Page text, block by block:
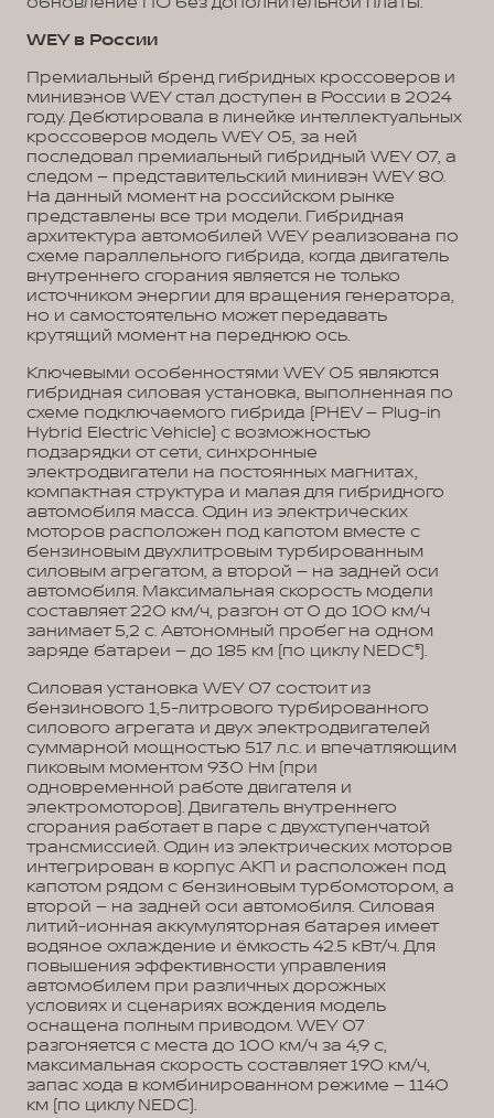
WEY в России
Премиальный бренд гибридных кроссоверов и
минивэнов WEY стал доступен в России в 2024
году. Дебютировала в линейке интеллектуальных
кроссоверов модель WEY 05, за ней
последовал премиальный гибридный WEY 07, а
следом – представительский минивэн WEY 80.
На данный момент на российском рынке
представлены все три модели. Гибридная
архитектура автомобилей WEY реализована по
схеме параллельного гибрида, когда двигатель
внутреннего сгорания является не только
источником энергии для вращения генератора,
но и самостоятельно может передавать
крутящий момент на переднюю ось.
Ключевыми особенностями WEY 05 являются
гибридная силовая установка, выполненная по
схеме подключаемого гибрида (PHEV – Plug-in
Hybrid Electric Vehicle) с возможностью
подзарядки от сети, синхронные
электродвигатели на постоянных магнитах,
компактная структура и малая для гибридного
автомобиля масса. Один из электрических
моторов расположен под капотом вместе с
бензиновым двухлитровым турбированным
силовым агрегатом, а второй – на задней оси
автомобиля. Максимальная скорость модели
составляет 220 км/ч, разгон от 0 до 100 км/ч
занимает 5,2 с. Автономный пробег на одном
заряде батареи – до 185 км (по циклу NEDC⁵).
Силовая установка WEY 07 состоит из
бензинового 1,5-литрового турбированного
силового агрегата и двух электродвигателей
суммарной мощностью 517 л.с. и впечатляющим
пиковым моментом 930 Нм (при
одновременной работе двигателя и
электромоторов). Двигатель внутреннего
сгорания работает в паре с двухступенчатой
трансмиссией. Один из электрических моторов
интегрирован в корпус АКП и расположен под
капотом рядом с бензиновым турбомотором, а
второй – на задней оси автомобиля. Силовая
литий-ионная аккумуляторная батарея имеет
водяное охлаждение и ёмкость 42.5 кВт/ч. Для
повышения эффективности управления
автомобилем при различных дорожных
условиях и сценариях вождения модель
оснащена полным приводом. WEY 07
разгоняется с места до 100 км/ч за 4,9 с,
максимальная скорость составляет 190 км/ч,
запас хода в комбинированном режиме – 1140
км (по циклу NEDC).